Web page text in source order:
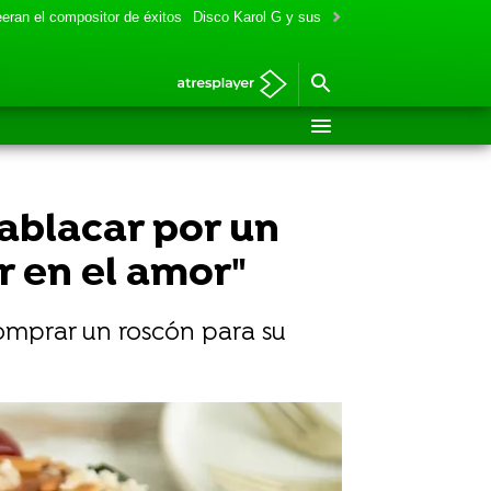
el compositor de éxitos Disco Karol G y sus colaboraciones
por un
en el amor"
un roscón para su